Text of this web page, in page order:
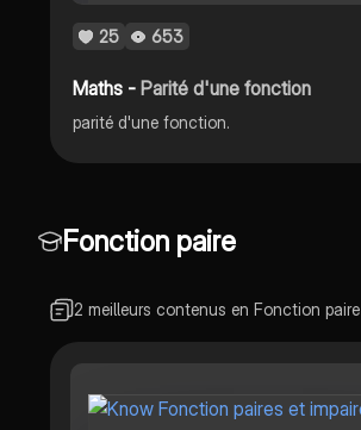
25 653
Maths -Parité d'une fonction
parité d'une fonction.
Fonction paire
2 meilleurs contenus en Fonction paire